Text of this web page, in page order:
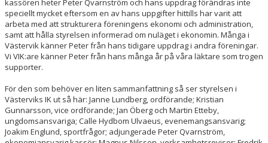
kassören heter Peter Qvarnström och hans uppdrag förändras inte
speciellt mycket eftersom en av hans uppgifter hittills har varit att
arbeta med att strukturera föreningens ekonomi och administration,
samt att hålla styrelsen informerad om nuläget i ekonomin. Många i
Västervik känner Peter från hans tidigare uppdrag i andra föreningar.
Vi VIK:are känner Peter från hans många år på våra läktare som trogen
supporter.
För den som behöver en liten sammanfattning så ser styrelsen i
Västerviks IK ut så här: Janne Lundberg, ordförande; Kristian
Gunnarsson, vice ordförande; Jan Öberg och Martin Etteby,
ungdomsansvariga; Calle Hydbom Ulvaeus, evenemangsansvarig;
Joakim Englund, sportfrågor; adjungerade Peter Qvarnström,